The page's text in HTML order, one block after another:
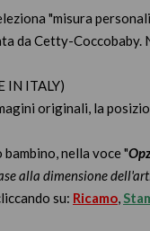
"misura
da Cetty-
IN ITALY)
originali, la
nella voce "
alla dimensione
su: Ricamo,